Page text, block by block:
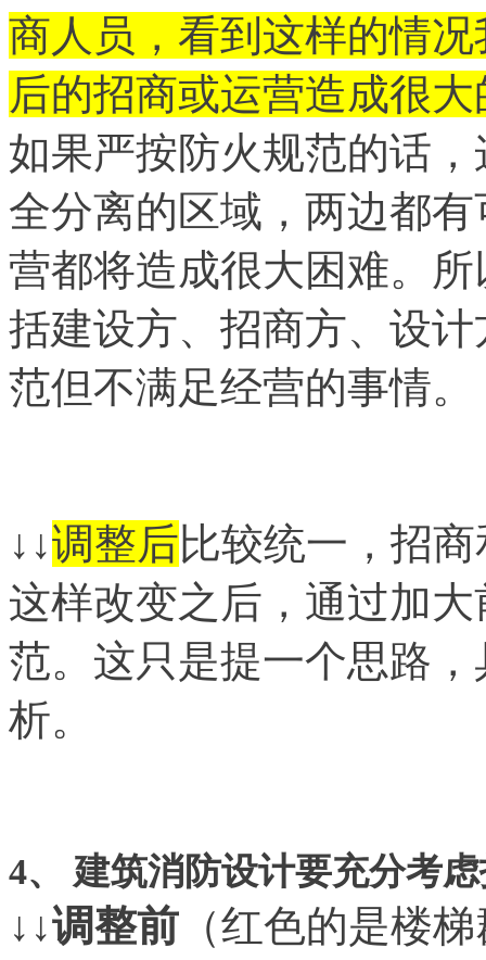
商人员，看到这样的情
后的招商或运营造成很
如果严按防火规范的话
全分离的区域，两边都
营都将造成很大困难。
括建设方、招商方、设
范但不满足经营的事情。
↓↓调整后比较统一，招
这样改变之后，通过加
范。这只是提一个思路
析。
4、 建筑消防设计要充分考
↓↓调整前 （红色的是楼